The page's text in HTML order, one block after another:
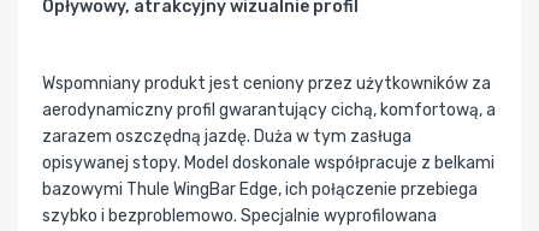
Opływowy, atrakcyjny wizualnie profil
Wspomniany produkt jest ceniony przez użytkowników za
aerodynamiczny profil gwarantujący cichą, komfortową, a
zarazem oszczędną jazdę. Duża w tym zasługa
opisywanej stopy. Model doskonale współpracuje z belkami
bazowymi Thule WingBar Edge, ich połączenie przebiega
szybko i bezproblemowo. Specjalnie wyprofilowana